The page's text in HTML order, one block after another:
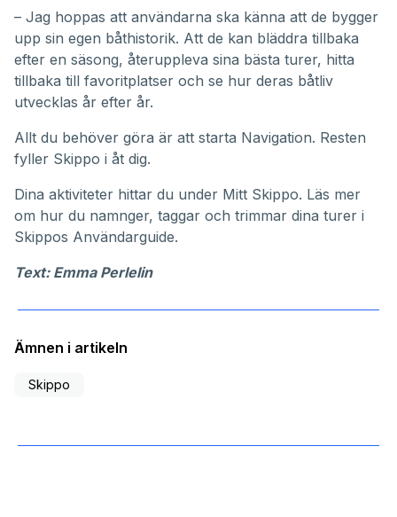
– Jag hoppas att användarna ska känna att de bygger
upp sin egen båthistorik. Att de kan bläddra tillbaka
efter en säsong, återuppleva sina bästa turer, hitta
tillbaka till favoritplatser och se hur deras båtliv
utvecklas år efter år.
Allt du behöver göra är att starta Navigation. Resten
fyller Skippo i åt dig.
Dina aktiviteter hittar du under Mitt Skippo. Läs mer
om hur du namnger, taggar och trimmar dina turer i
Skippos Användarguide.
Text: Emma Perlelin
Ämnen i artikeln
Skippo